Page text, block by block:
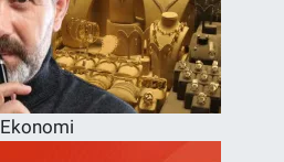
Ekonomi